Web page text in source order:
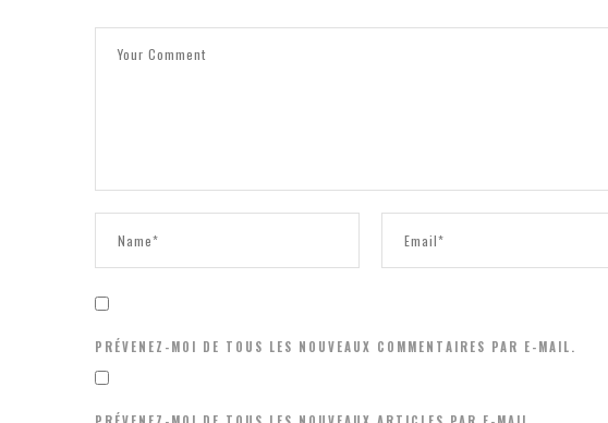
PRÉVENEZ-MOI DE TOUS LES NOUVEAUX COMMENTAIRES PAR E-MAIL.